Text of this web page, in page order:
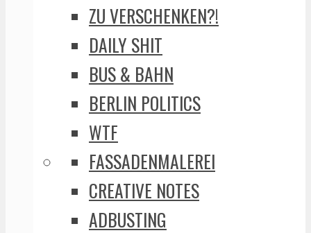
ZU VERSCHENKEN?!
DAILY SHIT
BUS & BAHN
BERLIN POLITICS
WTF
FASSADENMALEREI
CREATIVE NOTES
ADBUSTING